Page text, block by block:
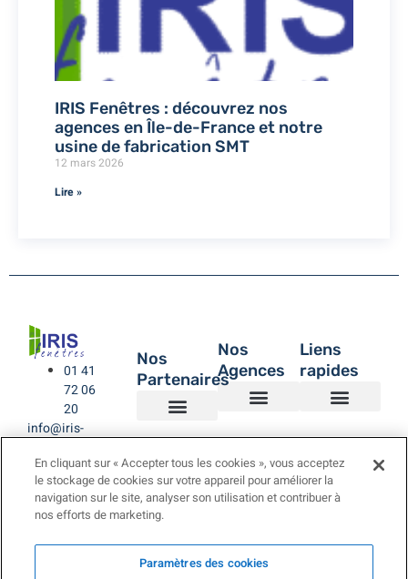
IRIS Fenêtres : découvrez nos
agences en Île-de-France et notre
usine de fabrication SMT
12 mars 2026
Lire »
01 41
72 06
20
info@iris-
Nos
Partenaires
Nos
Agences
Liens
rapides
En cliquant sur « Accepter tous les cookies », vous acceptez
le stockage de cookies sur votre appareil pour améliorer la
navigation sur le site, analyser son utilisation et contribuer à
nos efforts de marketing.
Paramètres des cookies